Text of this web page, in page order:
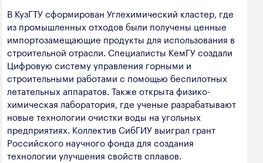
В КузГТУ сформирован Углехимический кластер, где
из промышленных отходов были получены ценные
импортозамещающие продукты для использования в
строительной отрасли. Специалисты КемГУ создали
Цифровую систему управления горными и
строительными работами с помощью беспилотных
летательных аппаратов. Также открыта физико-
химическая лаборатория, где ученые разрабатывают
новые технологии очистки воды на угольных
предприятиях. Коллектив СибГИУ выиграл грант
Российского научного фонда для создания
технологии улучшения свойств сплавов.